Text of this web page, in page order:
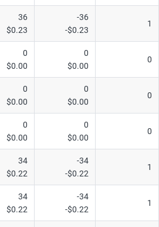
36
$0.23
-36
-$0.23
1
0
$0.00
0
$0.00
0
0
$0.00
0
$0.00
0
0
$0.00
0
$0.00
0
34
$0.22
-34
-$0.22
1
34
$0.22
-34
-$0.22
1